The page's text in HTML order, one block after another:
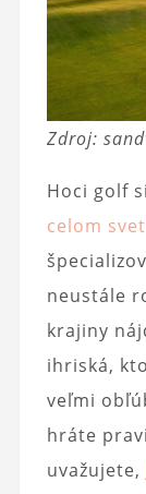
Zdroj:
Hoci golf
celom
neustále
krajiny
ihriská,
veľmi
hráte
uvažujete,